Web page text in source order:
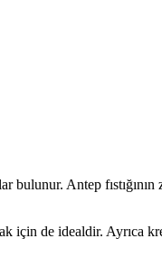
Antep
için de idealdir. Ayrıca